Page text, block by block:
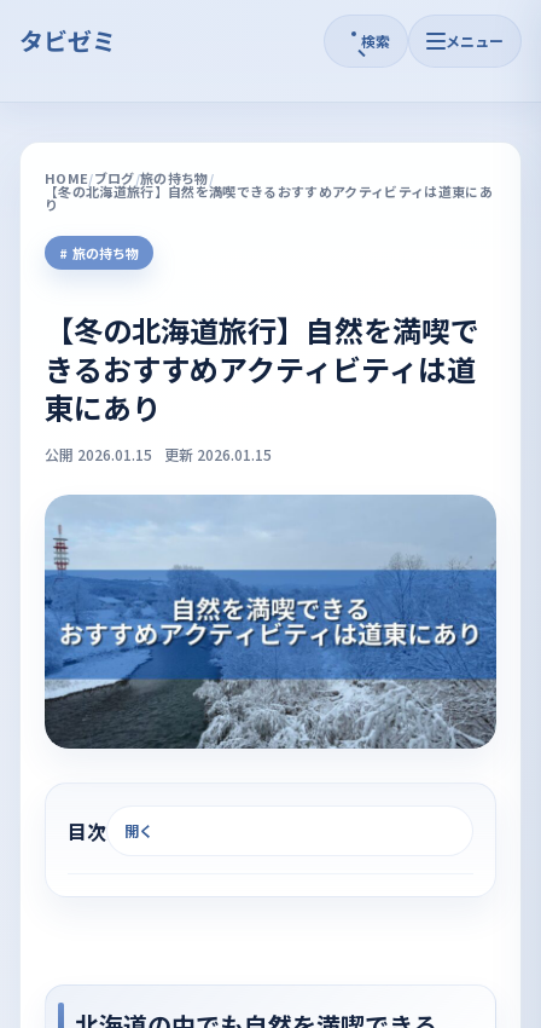
タビゼミ 検索 メニュー
HOME ブログ 旅の持ち物
【冬の北海道旅行】自然を満喫できるおすすめアクティビティは道東にあ
り
旅の持ち物
【冬の北海道旅行】自然を満喫で
きるおすすめアクティビティは道
東にあり
公開 2026.01.15 更新 2026.01.15
目次 開く